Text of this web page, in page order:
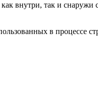
внутри, так и снаружи
в процессе